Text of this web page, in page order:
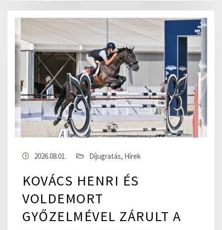
2026.08.01. Díjugratás, Hírek
KOVÁCS HENRI ÉS
VOLDEMORT
GYŐZELMÉVEL ZÁRULT A